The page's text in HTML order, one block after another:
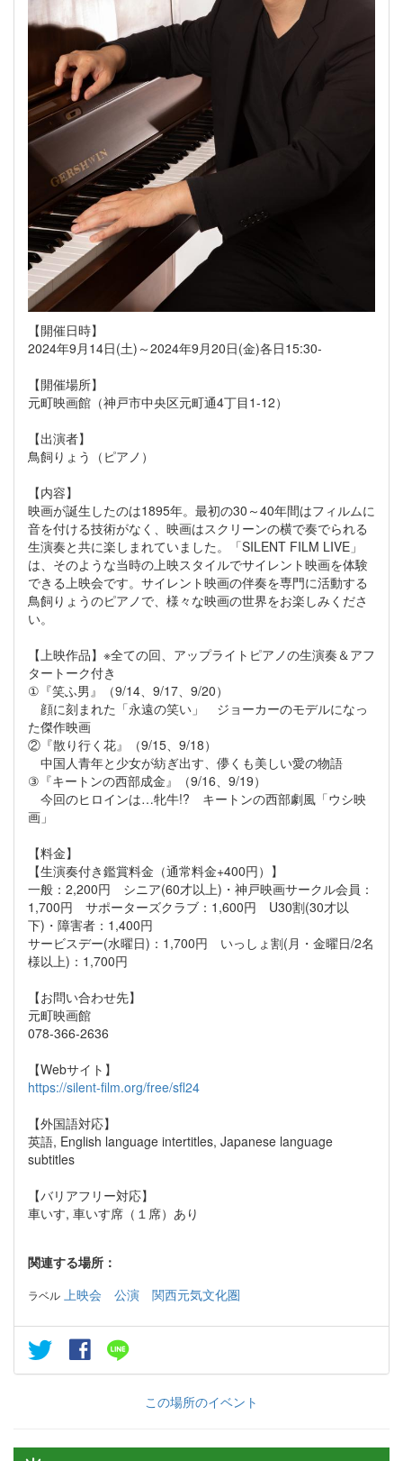
【開催日時】
2024年9月14日(土)～2024年9月20日(金)各日15:30-
【開催場所】
元町映画館（神戸市中央区元町通4丁目1-12）
【出演者】
鳥飼りょう（ピアノ）
【内容】
映画が誕生したのは1895年。最初の30～40年間はフィルムに
音を付ける技術がなく、映画はスクリーンの横で奏でられる
生演奏と共に楽しまれていました。「SILENT FILM LIVE」
は、そのような当時の上映スタイルでサイレント映画を体験
できる上映会です。サイレント映画の伴奏を専門に活動する
鳥飼りょうのピアノで、様々な映画の世界をお楽しみくださ
い。
【上映作品】※全ての回、アップライトピアノの生演奏＆アフ
タートーク付き
①『笑ふ男』（9/14、9/17、9/20）
顔に刻まれた「永遠の笑い」 ジョーカーのモデルになっ
た傑作映画
②『散り行く花』（9/15、9/18）
中国人青年と少女が紡ぎ出す、儚くも美しい愛の物語
③『キートンの西部成金』（9/16、9/19）
今回のヒロインは…牝牛!? キートンの西部劇風「ウシ映
画」
【料金】
【生演奏付き鑑賞料金（通常料金+400円）】
一般：2,200円 シニア(60才以上)・神戸映画サークル会員：
1,700円 サポーターズクラブ：1,600円 U30割(30才以
下)・障害者：1,400円
サービスデー(水曜日)：1,700円 いっしょ割(月・金曜日/2名
様以上)：1,700円
【お問い合わせ先】
元町映画館
078-366-2636
【Webサイト】
https://silent-film.org/free/sfl24
【外国語対応】
英語, English language intertitles, Japanese language
subtitles
【バリアフリー対応】
車いす, 車いす席（１席）あり
関連する場所：
ラベル 上映会 公演 関西元気文化圏
この場所のイベント